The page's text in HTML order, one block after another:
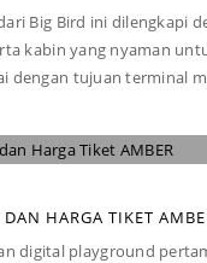
Big Bird ini dilengkapi
kabin yang nyaman
dengan tujuan terminal
HARGA TIKET
digital playground